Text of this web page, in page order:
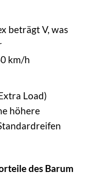
beträgt V, was
km/h
Load)
höhere
des Barum